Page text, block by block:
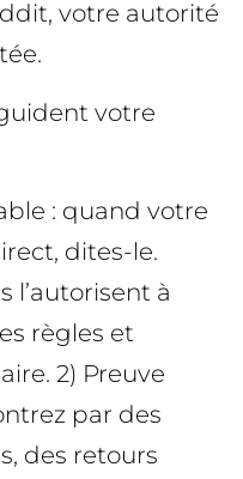
votre autorité
votre
: quand votre
dites-le.
l’autorisent à
règles et
2) Preuve
par des
des retours